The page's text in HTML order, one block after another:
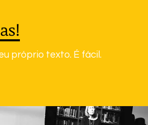
próprio texto. É fácil.